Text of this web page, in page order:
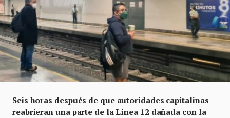
Seis horas después de que autoridades capitalinas
reabrieran una parte de la Línea 12 dañada con la